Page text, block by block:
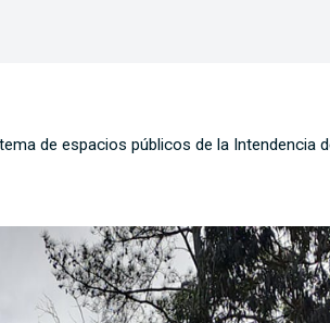
de espacios públicos de la Intendencia